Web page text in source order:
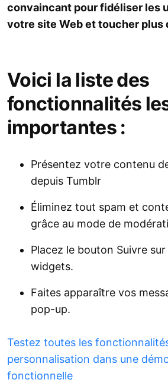
convaincant pour fidéliser les
votre site Web et toucher plus
Voici la liste des
fonctionnalités
importantes :
Présentez votre contenu
depuis Tumblr
Éliminez tout spam et
grâce au mode de
Placez le bouton Suivre
widgets.
Faites apparaître vos
pop-up.
Testez toutes les
personnalisation dans une
fonctionnelle